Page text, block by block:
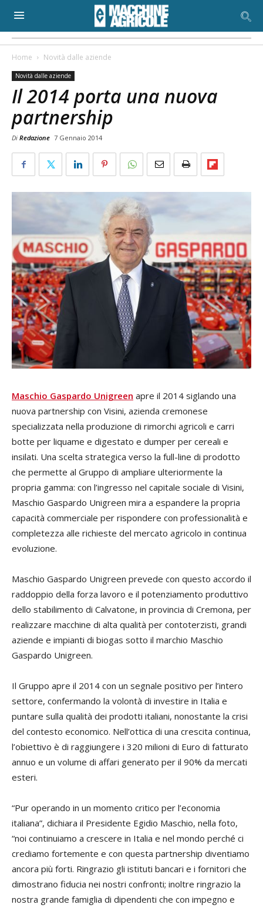
Home Novità dalle aziende
Novità dalle aziende
Il 2014 porta una nuova
partnership
Di Redazione 7 Gennaio 2014
Maschio Gaspardo Unigreen apre il 2014 siglando una
nuova partnership con Visini, azienda cremonese
specializzata nella produzione di rimorchi agricoli e carri
botte per liquame e digestato e dumper per cereali e
insilati. Una scelta strategica verso la full-line di prodotto
che permette al Gruppo di ampliare ulteriormente la
propria gamma: con l’ingresso nel capitale sociale di Visini,
Maschio Gaspardo Unigreen mira a espandere la propria
capacità commerciale per rispondere con professionalità e
completezza alle richieste del mercato agricolo in continua
evoluzione.
Maschio Gaspardo Unigreen prevede con questo accordo il
raddoppio della forza lavoro e il potenziamento produttivo
dello stabilimento di Calvatone, in provincia di Cremona, per
realizzare macchine di alta qualità per contoterzisti, grandi
aziende e impianti di biogas sotto il marchio Maschio
Gaspardo Unigreen.
Il Gruppo apre il 2014 con un segnale positivo per l’intero
settore, confermando la volontà di investire in Italia e
puntare sulla qualità dei prodotti italiani, nonostante la crisi
del contesto economico. Nell’ottica di una crescita continua,
l’obiettivo è di raggiungere i 320 milioni di Euro di fatturato
annuo e un volume di affari generato per il 90% da mercati
esteri.
“Pur operando in un momento critico per l’economia
italiana”, dichiara il Presidente Egidio Maschio, nella foto,
“noi continuiamo a crescere in Italia e nel mondo perché ci
crediamo fortemente e con questa partnership diventiamo
ancora più forti. Ringrazio gli istituti bancari e i fornitori che
dimostrano fiducia nei nostri confronti; inoltre ringrazio la
nostra grande famiglia di dipendenti che con impegno e